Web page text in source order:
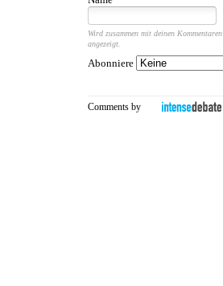
Wird zusammen mit deinen Kommentaren
angezeigt.
Abonniere
Comments by